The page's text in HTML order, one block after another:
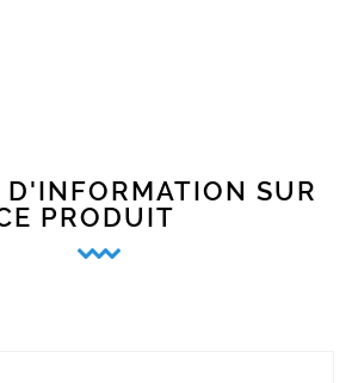
D'INFORMATION SUR
PRODUIT